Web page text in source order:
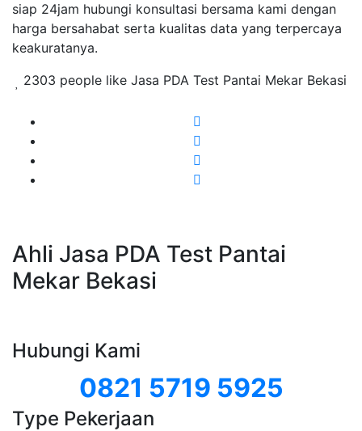
siap 24jam hubungi konsultasi bersama kami dengan
harga bersahabat serta kualitas data yang terpercaya
keakuratanya.
2303 people like Jasa PDA Test Pantai Mekar Bekasi
Ahli Jasa PDA Test Pantai
Mekar Bekasi
Hubungi Kami
0821 5719 5925
Type Pekerjaan